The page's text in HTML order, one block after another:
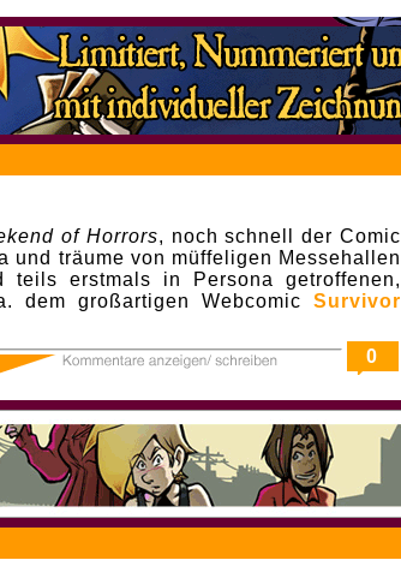
of Horrors, noch schnell der Comic
und träume von müffeligen Messehallen
erstmals in Persona getroffenen,
dem großartigen Webcomic Survivor
0